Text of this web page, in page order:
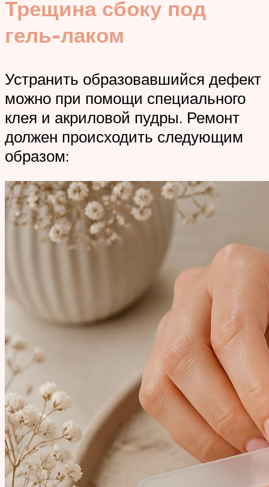
Трещина сбоку под
гель-лаком
Устранить образовавшийся дефект
можно при помощи специального
клея и акриловой пудры. Ремонт
должен происходить следующим
образом: